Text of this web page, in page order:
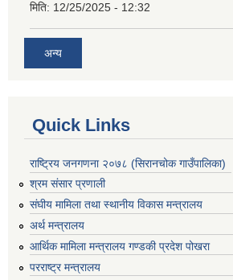
मिति: 12/25/2025 - 12:32
अन्य
Quick Links
राष्ट्रिय जनगणना २०७८ (सिरानचोक गाउँपालिका)
श्रम संसार प्रणाली
संघीय मामिला तथा स्थानीय विकास मन्त्रालय
अर्थ मन्त्रालय
आर्थिक मामिला मन्त्रालय गण्डकी प्रदेश पोखरा
परराष्ट्र मन्त्रालय